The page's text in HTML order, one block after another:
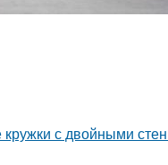
с двойными